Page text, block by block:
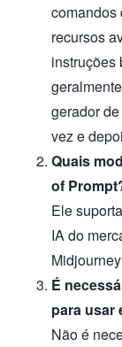
comandos
recursos
instruções
gerador
vez e
Quais
of
Ele
IA do
É
para usar
Não é